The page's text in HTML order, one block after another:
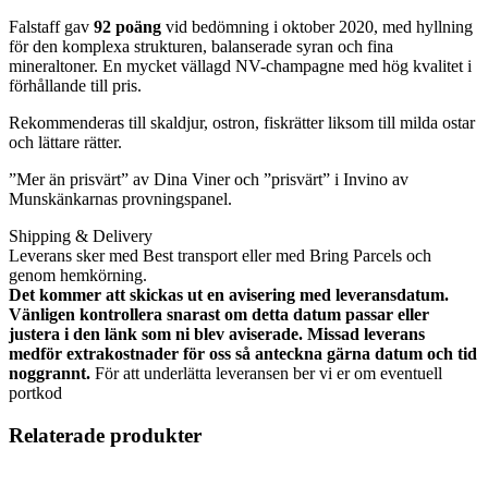
Falstaff gav 92 poäng vid bedömning i oktober 2020, med hyllning
för den komplexa strukturen, balanserade syran och fina
mineraltoner. En mycket vällagd NV-champagne med hög kvalitet i
förhållande till pris.
Rekommenderas till skaldjur, ostron, fiskrätter liksom till milda ostar
och lättare rätter.
”Mer än prisvärt” av Dina Viner och ”prisvärt” i Invino av
Munskänkarnas provningspanel.
Shipping & Delivery
Leverans sker med Best transport eller med Bring Parcels och
genom hemkörning.
Det kommer att skickas ut en avisering med leveransdatum.
Vänligen kontrollera snarast om detta datum passar eller
justera i den länk som ni blev aviserade. Missad leverans
medför extrakostnader för oss så anteckna gärna datum och tid
noggrannt. För att underlätta leveransen ber vi er om eventuell
portkod
Relaterade produkter